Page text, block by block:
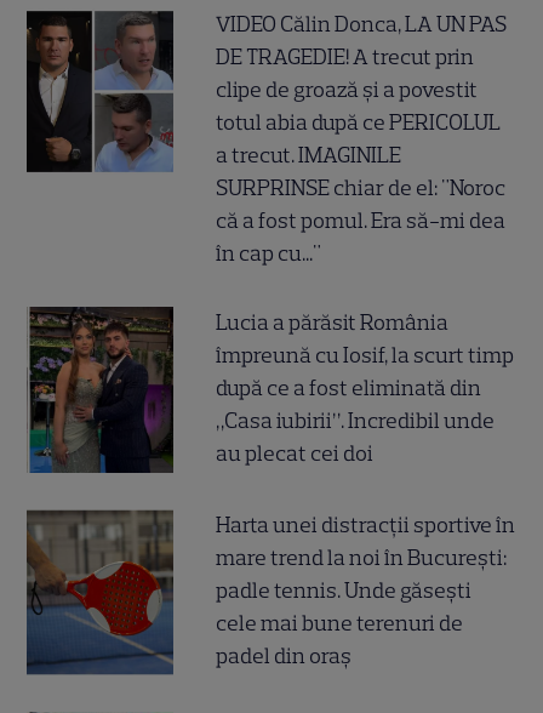
VIDEO Călin Donca, LA UN PAS
DE TRAGEDIE! A trecut prin
clipe de groază și a povestit
totul abia după ce PERICOLUL
a trecut. IMAGINILE
SURPRINSE chiar de el: "Noroc
că a fost pomul. Era să-mi dea
în cap cu..."
Lucia a părăsit România
împreună cu Iosif, la scurt timp
după ce a fost eliminată din
„Casa iubirii”. Incredibil unde
au plecat cei doi
Harta unei distracții sportive în
mare trend la noi în București:
padle tennis. Unde găsești
cele mai bune terenuri de
padel din oraș